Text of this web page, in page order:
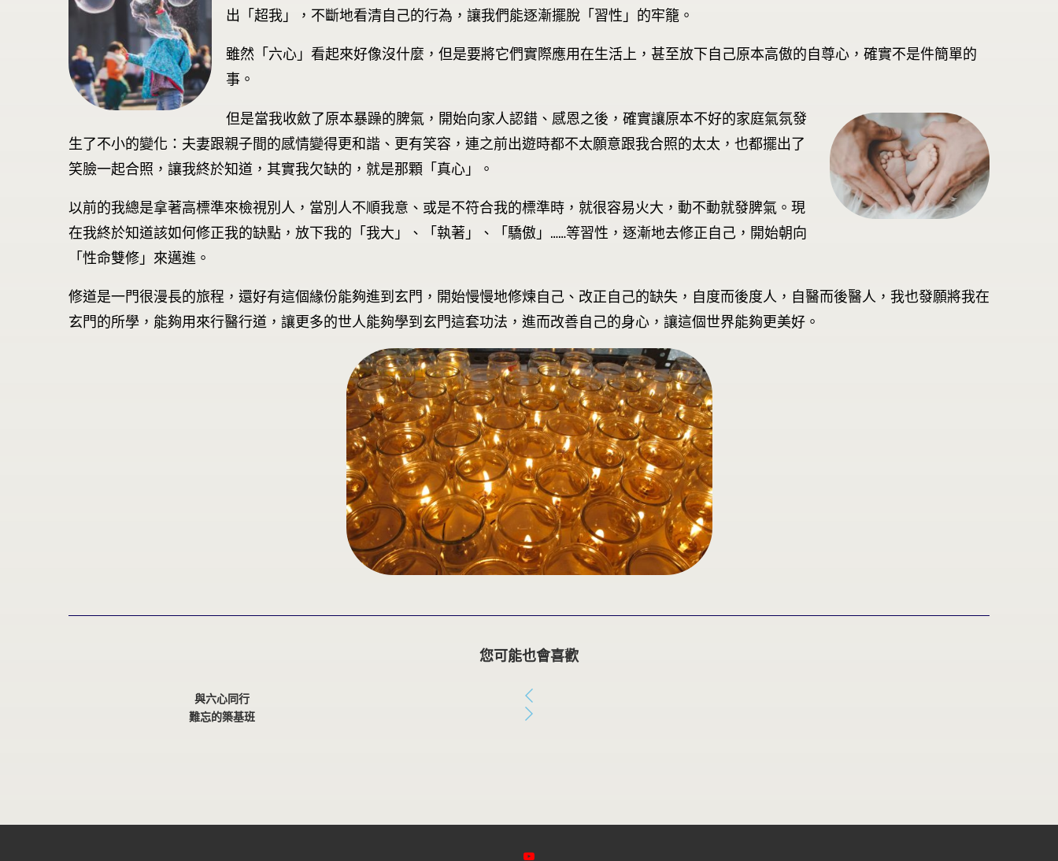
出「超我」，不斷地看清自己的行為，讓我們能逐漸擺脫「習性」的牢籠。
雖然「六心」看起來好像沒什麼，但是要將它們實際應用在生活上，甚至放下自己原本高傲的自尊心，確實不是件簡單的
事。
但是當我收斂了原本暴躁的脾氣，開始向家人認錯、感恩之後，確實讓原本不好的家庭氣氛發
生了不小的變化：夫妻跟親子間的感情變得更和諧、更有笑容，連之前出遊時都不太願意跟我合照的太太，也都擺出了
笑臉一起合照，讓我終於知道，其實我欠缺的，就是那顆「真心」。
以前的我總是拿著高標準來檢視別人，當別人不順我意、或是不符合我的標準時，就很容易火大，動不動就發脾氣。現
在我終於知道該如何修正我的缺點，放下我的「我大」、「執著」、「驕傲」……等習性，逐漸地去修正自己，開始朝向
「性命雙修」來邁進。
修道是一門很漫長的旅程，還好有這個緣份能夠進到玄門，開始慢慢地修煉自己、改正自己的缺失，自度而後度人，自醫而後醫人，我也發願將我在
玄門的所學，能夠用來行醫行道，讓更多的世人能夠學到玄門這套功法，進而改善自己的身心，讓這個世界能夠更美好。
您可能也會喜歡
與六心同行
難忘的築基班
「真心願行」起修之路